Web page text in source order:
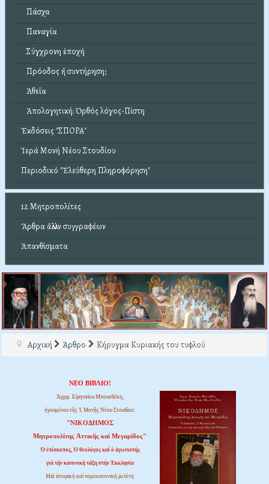
Πάσχα
Παναγία
Σύγχρονη ἐποχή
Πρόοδος ἤ συντήρηση;
Ἀθεΐα
Ἀπολογητική: Ὀρθός λόγος-Πίστη
Ἐκδόσεις "ΣΠΟΡΑ"
Ἱερά Μονή Νέου Στουδίου
Περιοδικό "Ἐλεύθερη Πληροφόρηση"
12 Μητροπολίτες
Ἄρθρα ἄλλων συγγραφέων
Ἀπανθίσματα
Αρχική Άρθρο Κήρυγμα Κυριακής του τυφλού
ΝΕΟ ΒΙΒΛΙΟ!
Ἀρχιμ. Εἰρηναίου Μπουσδέκη,
ἡγουμένου τῆς Ἱ. Μονῆς Νέου Στουδίου:
"ΝΙΚΟΔΗΜΟΣ
Μητροπολίτης Ἀττικῆς καί Μεγαρίδος"
Ὁ ἐπίσκοπος, Ὁ θεολόγος καί ὁ ἀγωνιστής
γιά τήν κανονική τάξη στήν Ἐκκλησία
Μιά ἱστορική καί νομοκανονική μελέτη